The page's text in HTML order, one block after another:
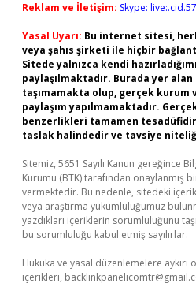
Reklam ve İletişim: Skype:
Yasal Uyarı: Bu internet sitesi,
veya şahıs şirketi ile hiçbir
Sitede yalnızca kendi
paylaşılmaktadır. Burada yer
taşımamakta olup, gerçek kurum
paylaşım yapılmamaktadır.
benzerlikleri tamamen
taslak halindedir ve tavsiye
Sitemiz, 5651 Sayılı Kanun gereğince
Kurumu (BTK) tarafından onaylanmış
vermektedir. Bu nedenle, sitedeki
veya araştırma yükümlülüğümüz
yazdıkları içeriklerin sorumluluğunu
bu sorumluluğu kabul etmiş sayılırlar.
Hukuka ve yasal düzenlemelere
içerikleri,